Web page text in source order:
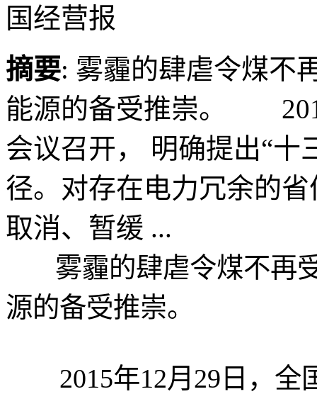
国经营报
摘要: 雾霾的肆虐令煤不
能源的备受推崇。
会议召开， 明确提出“十
径。对存在电力冗余的
取消、暂缓 ...
雾霾的肆虐令煤不再受
源的备受推崇。
2015年12月29日，全